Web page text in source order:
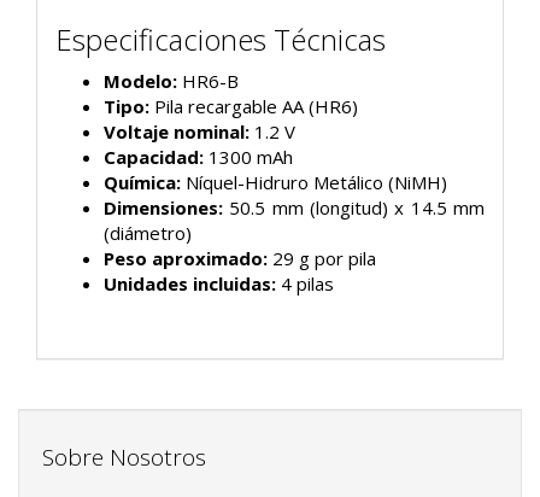
Especificaciones Técnicas
Modelo: HR6-B
Tipo: Pila recargable AA (HR6)
Voltaje nominal: 1.2 V
Capacidad: 1300 mAh
Química: Níquel-Hidruro Metálico (NiMH)
Dimensiones: 50.5 mm (longitud) x 14.5 mm
(diámetro)
Peso aproximado: 29 g por pila
Unidades incluidas: 4 pilas
Sobre Nosotros